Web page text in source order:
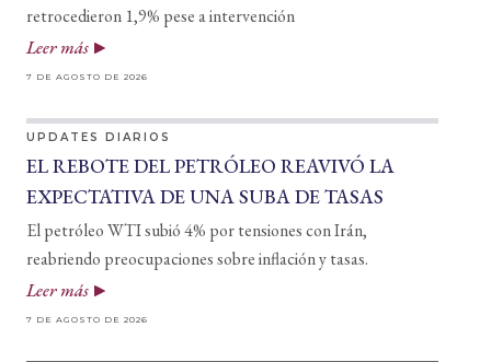
retrocedieron 1,9% pese a intervención
Leer más
7 DE AGOSTO DE 2026
UPDATES DIARIOS
EL REBOTE DEL PETRÓLEO REAVIVÓ LA
EXPECTATIVA DE UNA SUBA DE TASAS
El petróleo WTI subió 4% por tensiones con Irán,
reabriendo preocupaciones sobre inflación y tasas.
Leer más
7 DE AGOSTO DE 2026